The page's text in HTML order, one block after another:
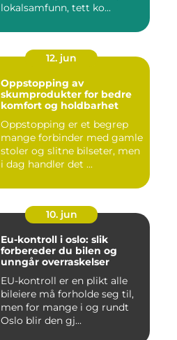
lokalsamfunn, tett ko...
12. jun
Oppstopping av
skumprodukter for bedre
komfort og holdbarhet
Oppstopping er et begrep
mange forbinder med gamle
stoler og slitne bilseter, men
i dag handler det ...
10. jun
Eu-kontroll i oslo: slik
forbereder du bilen og
unngår overraskelser
EU-kontroll er en plikt alle
bileiere må forholde seg til,
men for mange i og rundt
Oslo blir den gj...